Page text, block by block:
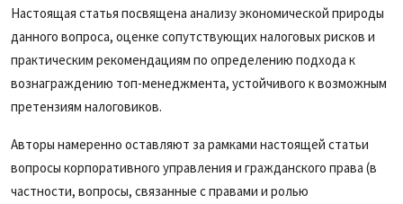
Настоящая статья посвящена анализу экономической природы
данного вопроса, оценке сопутствующих налоговых рисков и
практическим рекомендациям по определению подхода к
вознаграждению топ-менеджмента, устойчивого к возможным
претензиям налоговиков.
Авторы намеренно оставляют за рамками настоящей статьи
вопросы корпоративного управления и гражданского права (в
частности, вопросы, связанные с правами и ролью